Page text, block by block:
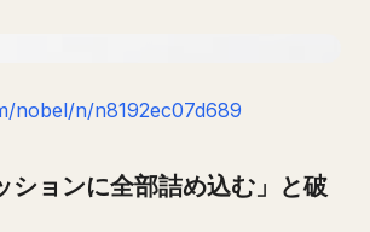
nobel/n/n8192ec07d689
ションに全部詰め込む」と破